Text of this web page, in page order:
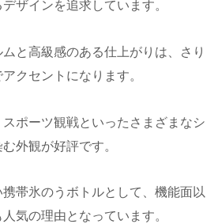
ザインを追求しています。
と高級感のある仕上がりは、さり
クセントになります。
ポーツ観戦といったさまざまなシ
外観が好評です。
帯氷のうボトルとして、機能面以
気の理由となっています。